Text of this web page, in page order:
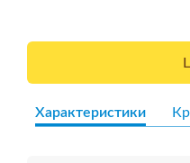
Характеристики